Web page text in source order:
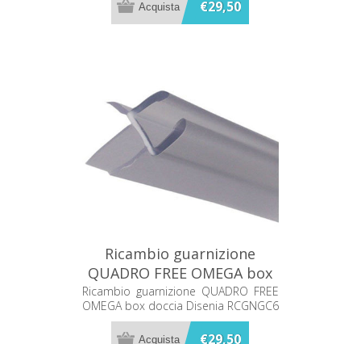
€29,50
Ricambio guarnizione
QUADRO FREE OMEGA box
doccia Disenia RCGNGC6
Ricambio guarnizione QUADRO FREE
OMEGA box doccia Disenia RCGNGC6
€29,50